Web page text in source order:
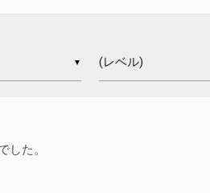
▼
した。